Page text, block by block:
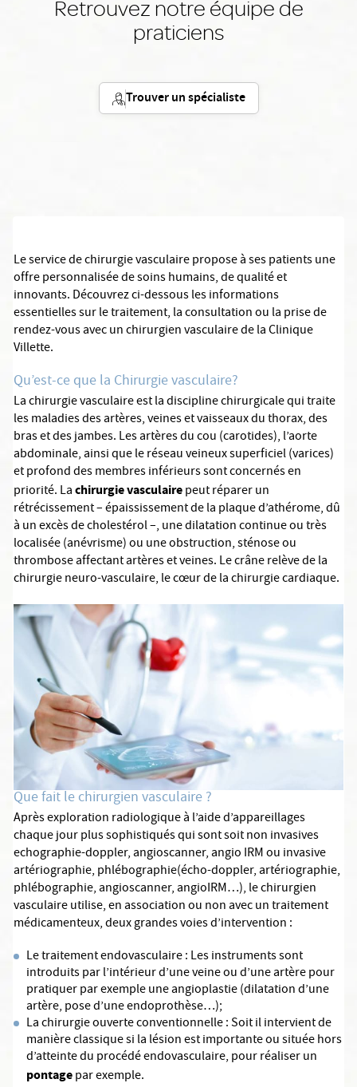
Retrouvez notre équipe de
praticiens
Trouver un spécialiste
Le service de chirurgie vasculaire propose à ses patients une
offre personnalisée de soins humains, de qualité et
innovants. Découvrez ci-dessous les informations
essentielles sur le traitement, la consultation ou la prise de
rendez-vous avec un chirurgien vasculaire de la Clinique
Villette.
Qu’est-ce que la Chirurgie vasculaire?
La chirurgie vasculaire est la discipline chirurgicale qui traite
les maladies des artères, veines et vaisseaux du thorax, des
bras et des jambes. Les artères du cou (carotides), l’aorte
abdominale, ainsi que le réseau veineux superficiel (varices)
et profond des membres inférieurs sont concernés en
priorité. Lachirurgie vasculairepeut réparer un
rétrécissement – épaississement de la plaque d’athérome, dû
à un excès de cholestérol –, une dilatation continue ou très
localisée (anévrisme) ou une obstruction, sténose ou
thrombose affectant artères et veines. Le crâne relève de la
chirurgie neuro-vasculaire, le cœur de la chirurgie cardiaque.
Que fait le chirurgien vasculaire ?
Après exploration radiologique à l’aide d’appareillages
chaque jour plus sophistiqués qui sont soit non invasives
echographie-doppler, angioscanner, angio IRM ou invasive
artériographie, phlébographie(écho-doppler, artériographie,
phlébographie, angioscanner, angioIRM…), le chirurgien
vasculaire utilise, en association ou non avec un traitement
médicamenteux, deux grandes voies d’intervention :
Le traitement endovasculaire : Les instruments sont
introduits par l’intérieur d’une veine ou d’une artère pour
pratiquer par exemple une angioplastie (dilatation d’une
artère, pose d’une endoprothèse…);
La chirurgie ouverte conventionnelle : Soit il intervient de
manière classique si la lésion est importante ou située hors
d’atteinte du procédé endovasculaire, pour réaliser un
pontagepar exemple.